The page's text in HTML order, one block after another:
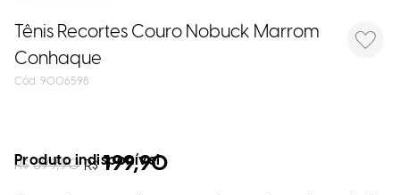
Tênis Recortes Couro Nobuck Marrom
Conhaque
: 9006598
R$ 399,90 R$ 199,90
Produto indisponível